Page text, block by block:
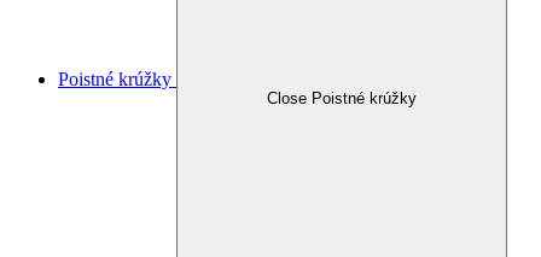
Poistné krúžky
Close Poistné krúžky